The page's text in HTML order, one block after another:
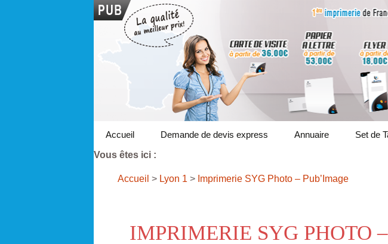
Accueil Demande de devis express Annuaire
Lyon 4
Set de
Vous êtes ici :
Accueil > Lyon 1 > Imprimerie SYG Photo – Pub’Image
IMPRIMERIE SYG PHOTO –